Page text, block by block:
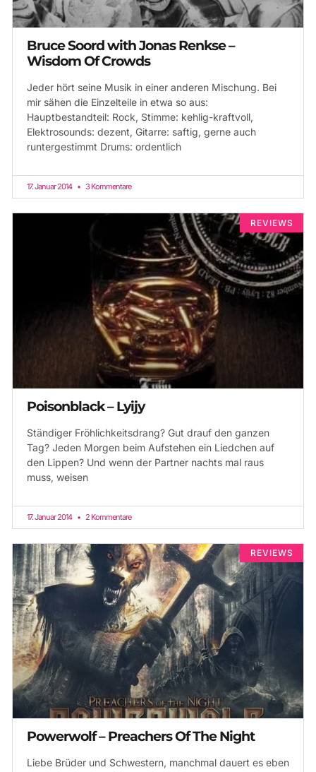
Bruce Soord with Jonas Renkse –
Wisdom Of Crowds
Jeder hört seine Musik in einer anderen Mischung. Bei
mir sähen die Einzelteile in etwa so aus:
Hauptbestandteil: Rock, Stimme: kehlig-kraftvoll,
Elektrosounds: dezent, Gitarre: saftig, gerne auch
runtergestimmt Drums: ordentlich
17. Januar 2014 3 Kommentare
REVIEWS
Poisonblack – Lyijy
Ständiger Fröhlichkeitsdrang? Gut drauf den ganzen
Tag? Jeden Morgen beim Aufstehen ein Liedchen auf
den Lippen? Und wenn der Partner nachts mal raus
muss, weisen
17. Januar 2014 2 Kommentare
REVIEWS
Powerwolf – Preachers Of The Night
Liebe Brüder und Schwestern, manchmal dauert es eben